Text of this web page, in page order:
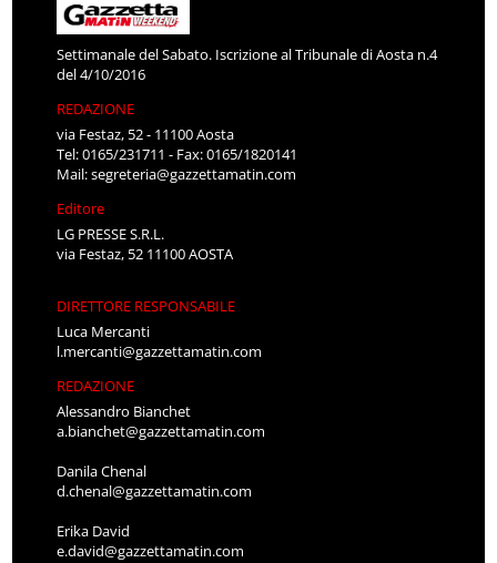
Settimanale del Sabato. Iscrizione al Tribunale di Aosta n.4
del 4/10/2016
REDAZIONE
via Festaz, 52 - 11100 Aosta
Tel: 0165/231711 - Fax: 0165/1820141
Mail:segreteria@gazzettamatin.com
Editore
LG PRESSE S.R.L.
via Festaz, 52 11100 AOSTA
DIRETTORE RESPONSABILE
Luca Mercanti
l.mercanti@gazzettamatin.com
REDAZIONE
Alessandro Bianchet
a.bianchet@gazzettamatin.com
Danila Chenal
d.chenal@gazzettamatin.com
Erika David
e.david@gazzettamatin.com